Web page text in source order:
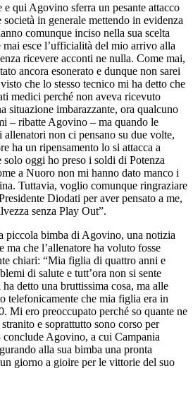
qui Agovino sferra un pesante attacco
in generale mettendo in evidenza
comunque inciso nella sua scelta
esce l’ufficialità del mio arrivo alla
ricevere acconti ne nulla. Come mai,
ancora esonerato e dunque non sarei
che lo stesso tecnico mi ha detto che
medici perché non aveva ricevuto
situazione imbarazzante, ora qualcuno
– ribatte Agovino – ma quando le
allenatori non ci pensano su due volte,
ha un ripensamento lo si attacca a
solo oggi ho preso i soldi di Potenza
a Nuoro non mi hanno dato manco i
Tuttavia, voglio comunque ringraziare
Diodati per aver pensato a me,
senza Play Out”.
piccola bimba di Agovino, una notizia
ma che l’allenatore ha voluto fosse
chiari: “Mia figlia di quattro anni e
di salute e tutt’ora non si sente
detto una bruttissima cosa, ma alle
telefonicamente che mia figlia era in
Mi ero preoccupato perché so quante ne
e soprattutto sono corso per
Agovino, a cui Campania
alla sua bimba una pronta
giorno a gioire per le vittorie del suo